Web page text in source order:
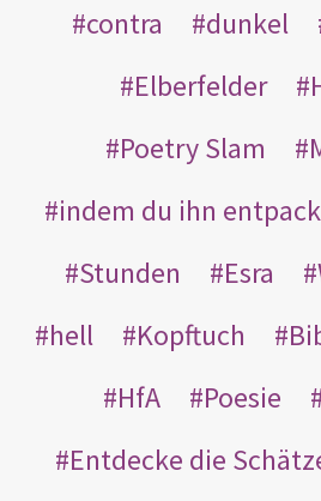
contra
dunkel
Elberfelder
Poetry Slam
indem du ihn
Stunden
Esra
hell
Kopftuch
HfA
Poesie
Entdecke die